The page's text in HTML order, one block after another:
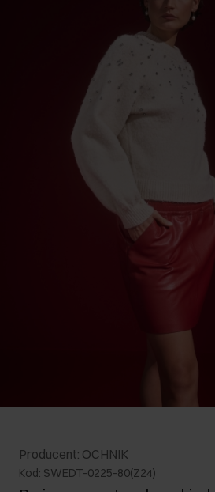
Producent: OCHNIK
Kod: SWEDT-0225-80(Z24)